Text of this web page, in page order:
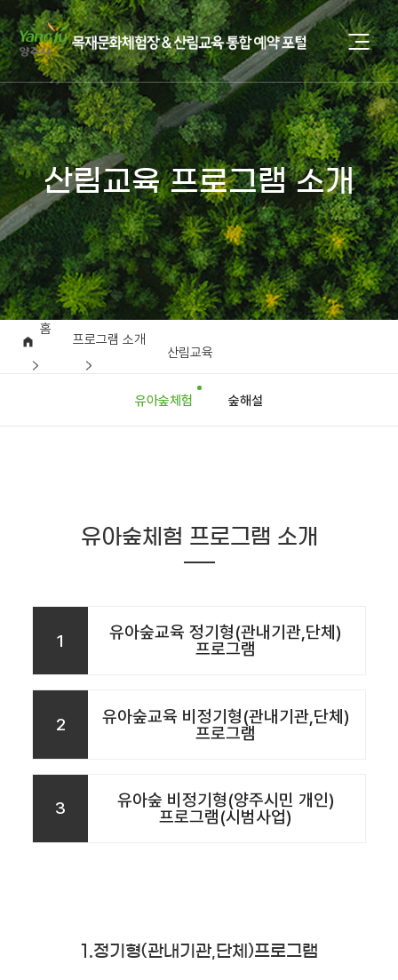
산림교육 프로그램 소개
홈
프로그램 소개
산림교육
유아숲체험 숲해설
유아숲체험 프로그램 소개
1
유아숲교육 정기형(관내기관,단체)
프로그램
2
유아숲교육 비정기형(관내기관,단체)
프로그램
3
유아숲 비정기형(양주시민 개인)
프로그램(시범사업)
1.정기형(관내기관,단체)프로그램